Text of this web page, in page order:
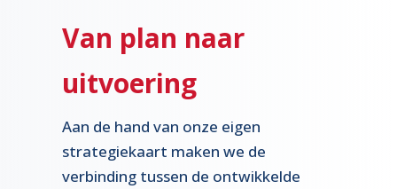
Van plan naar
uitvoering
Aan de hand van onze eigen
strategiekaart maken we de
verbinding tussen de ontwikkelde